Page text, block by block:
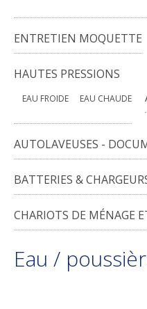
ENTRETIEN MOQUETTE
HAUTES PRESSIONS
EAU FROIDE EAU CHAUDE
AUTOLAVEUSES -
BATTERIES &
CHARIOTS DE MÉNAGE
Eau /